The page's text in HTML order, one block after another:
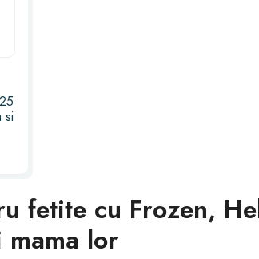
si
fetite cu Frozen,
mama lor